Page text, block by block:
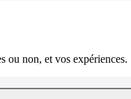
ou non, et vos expériences.